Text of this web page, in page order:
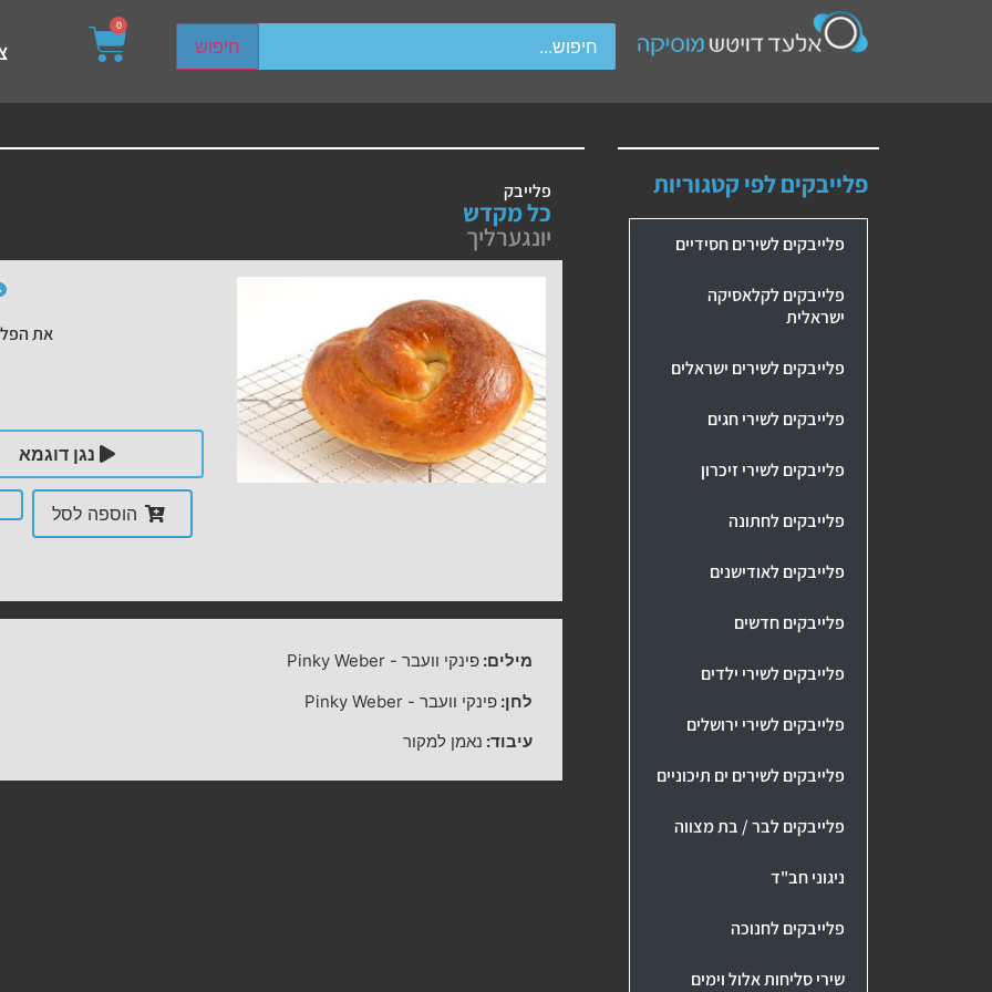
חיפוש
page. Touch device users, explore by touch or with swipe gestures.
0
פלייבקים לפי קטגוריות
פלייבקים לשירים חסידיים
פלייבקים לקלאסיקה
ישראלית
פלייבקים לשירים ישראלים
פלייבקים לשירי חגים
פלייבקים לשירי זיכרון
פלייבקים לחתונה
פלייבקים לאודישנים
פלייבקים חדשים
פלייבקים לשירי ילדים
פלייבקים לשירי ירושלים
פלייבקים לשירים ים תיכוניים
פלייבקים לבר / בת מצווה
ניגוני חב"ד
פלייבקים לחנוכה
שירי סליחות אלול וימים
פלייבק
כל מקדש
יונגערליך
את
נגן דוגמא
הוספה לסל
מילים: פינקי וועבר-
Pinky Weber
לחן: פינקי וועבר-
Pinky Weber
עיבוד: נאמן למקור